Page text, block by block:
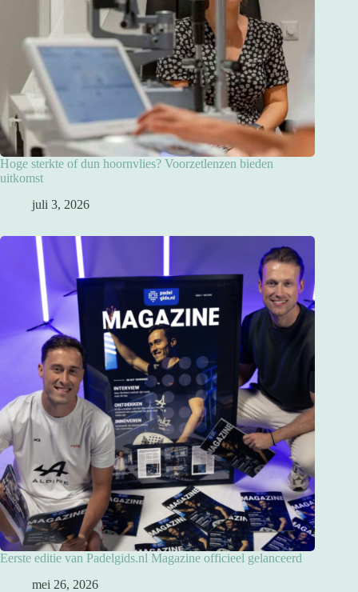
Hoge sterkte of dun hoornvlies? Voorzetlenzen bieden
uitkomst
juli 3, 2026
Eerste editie van Padelgids.nl Magazine officieel gelanceerd
mei 26, 2026